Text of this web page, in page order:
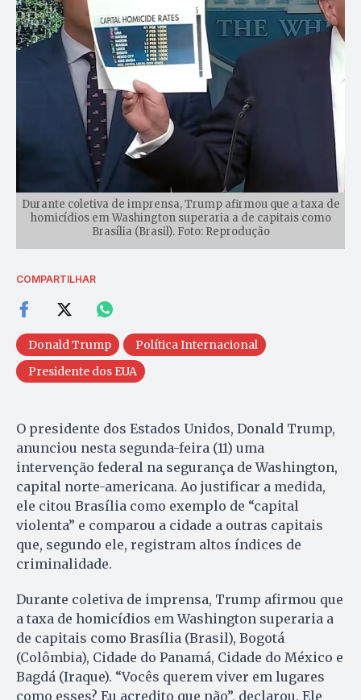
Durante coletiva de imprensa, Trump afirmou que a taxa de
homicídios em Washington superaria a de capitais como
Brasília (Brasil). Foto: Reprodução
COMPARTILHAR
Donald Trump
Política Internacional
Presidente dos EUA
O presidente dos Estados Unidos, Donald Trump,
anunciou nesta segunda-feira (11) uma
intervenção federal na segurança de Washington,
capital norte-americana. Ao justificar a medida,
ele citou Brasília como exemplo de “capital
violenta” e comparou a cidade a outras capitais
que, segundo ele, registram altos índices de
criminalidade.
Durante coletiva de imprensa, Trump afirmou que
a taxa de homicídios em Washington superaria a
de capitais como Brasília (Brasil), Bogotá
(Colômbia), Cidade do Panamá, Cidade do México e
Bagdá (Iraque). “Vocês querem viver em lugares
como esses? Eu acredito que não”, declarou. Ele